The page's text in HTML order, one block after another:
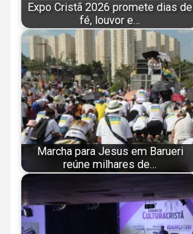
Expo Cristã 2026 promete dias de
fé, louvor e…
Marcha para Jesus em Barueri
reúne milhares de…